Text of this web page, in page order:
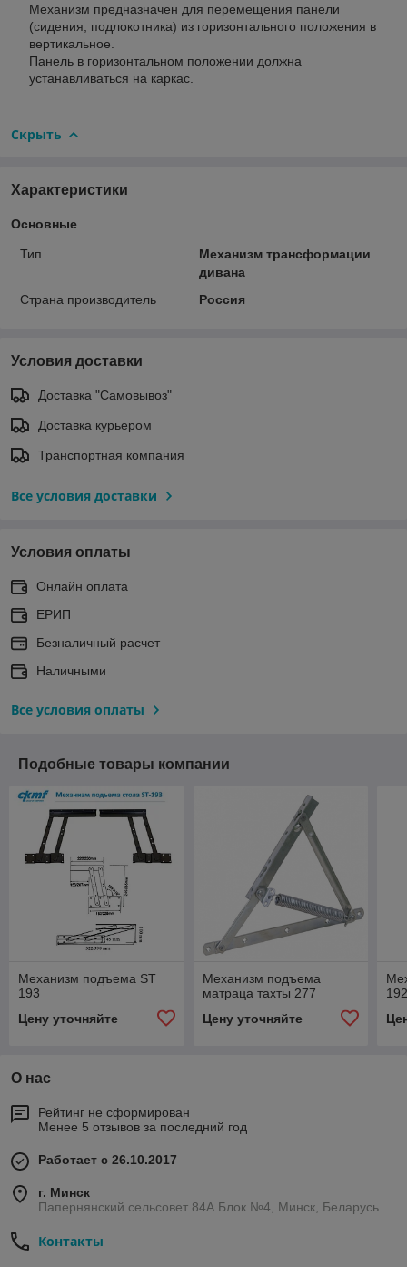
Механизм предназначен для перемещения панели
(сидения, подлокотника) из горизонтального положения в
вертикальное.
Панель в горизонтальном положении должна
устанавливаться на каркас.
Скрыть
Характеристики
Основные
Тип
Механизм трансформации
дивана
Страна производитель
Россия
Условия доставки
Доставка "Самовывоз"
Доставка курьером
Транспортная компания
Все условия доставки
Условия оплаты
Онлайн оплата
ЕРИП
Безналичный расчет
Наличными
Все условия оплаты
Подобные товары компании
Механизм подъема ST
193
Цену уточняйте
Механизм подъема
матраца тахты 277
Цену уточняйте
О нас
Рейтинг не сформирован
Менее 5 отзывов за последний год
Работает с 26.10.2017
г. Минск
Папернянский сельсовет 84А Блок №4, Минск, Беларусь
Контакты